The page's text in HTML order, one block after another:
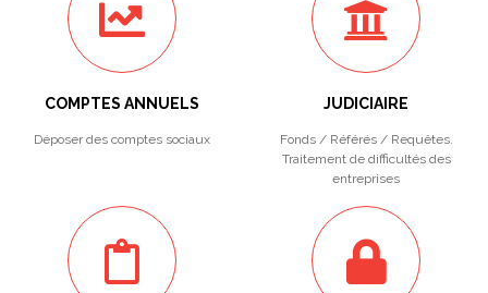
COMPTES ANNUELS
Déposer des comptes sociaux
JUDICIAIRE
Fonds / Référés / Requêtes.
Traitement de difficultés des
entreprises